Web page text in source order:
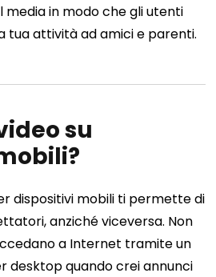
media in modo che gli utenti
tua attività ad amici e parenti.
su
dispositivi mobili ti permette di
anziché viceversa. Non
a Internet tramite un
desktop quando crei annunci